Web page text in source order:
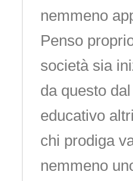
nemmeno
Penso
società sia
da questo
educativo
chi prodiga
nemmeno